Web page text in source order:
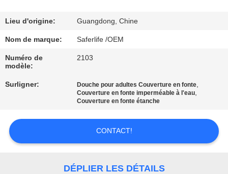
NOUVELLES
LES
AFFAIRES
DEMANDEZ
UN DEVIS
Lieu d'origine: Guangdong, Chine
Nom de marque: Saferlife /OEM
Numéro de
modèle:
2103
Surligner: Douche pour adultes Couverture en fonte,
Couverture en fonte imperméable à l'eau,
Couverture en fonte étanche
CONTACT!
DÉPLIER LES DÉTAILS